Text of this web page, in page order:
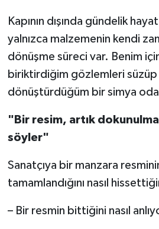
Kapının dışında gündelik
yalnızca malzemenin kendi
dönüşme süreci var. Benim
biriktirdiğim gözlemleri süzüp
dönüştürdüğüm bir simya
"Bir resim, artık
söyler"
Sanatçıya bir manzara
tamamlandığını nasıl
– Bir resmin bittiğini nasıl